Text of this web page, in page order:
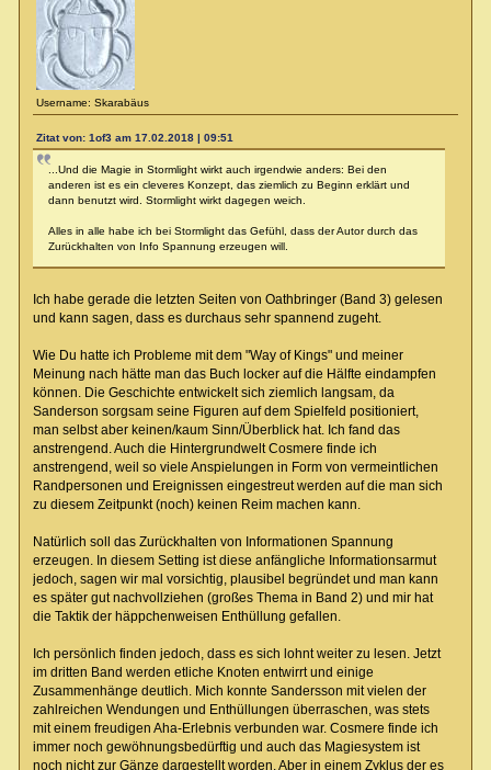
Username: Skarabäus
Zitat von: 1of3 am 17.02.2018 | 09:51
...Und die Magie in Stormlight wirkt auch irgendwie anders: Bei den
anderen ist es ein cleveres Konzept, das ziemlich zu Beginn erklärt und
dann benutzt wird. Stormlight wirkt dagegen weich.
Alles in alle habe ich bei Stormlight das Gefühl, dass der Autor durch das
Zurückhalten von Info Spannung erzeugen will.
Ich habe gerade die letzten Seiten von Oathbringer (Band 3) gelesen
und kann sagen, dass es durchaus sehr spannend zugeht.
Wie Du hatte ich Probleme mit dem "Way of Kings" und meiner
Meinung nach hätte man das Buch locker auf die Hälfte eindampfen
können. Die Geschichte entwickelt sich ziemlich langsam, da
Sanderson sorgsam seine Figuren auf dem Spielfeld positioniert,
man selbst aber keinen/kaum Sinn/Überblick hat. Ich fand das
anstrengend. Auch die Hintergrundwelt Cosmere finde ich
anstrengend, weil so viele Anspielungen in Form von vermeintlichen
Randpersonen und Ereignissen eingestreut werden auf die man sich
zu diesem Zeitpunkt (noch) keinen Reim machen kann.
Natürlich soll das Zurückhalten von Informationen Spannung
erzeugen. In diesem Setting ist diese anfängliche Informationsarmut
jedoch, sagen wir mal vorsichtig, plausibel begründet und man kann
es später gut nachvollziehen (großes Thema in Band 2) und mir hat
die Taktik der häppchenweisen Enthüllung gefallen.
Ich persönlich finden jedoch, dass es sich lohnt weiter zu lesen. Jetzt
im dritten Band werden etliche Knoten entwirrt und einige
Zusammenhänge deutlich. Mich konnte Sandersson mit vielen der
zahlreichen Wendungen und Enthüllungen überraschen, was stets
mit einem freudigen Aha-Erlebnis verbunden war. Cosmere finde ich
immer noch gewöhnungsbedürftig und auch das Magiesystem ist
noch nicht zur Gänze dargestellt worden. Aber in einem Zyklus der es